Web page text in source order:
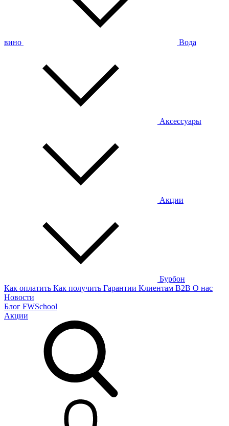
вино Вода
Аксессуары
Акции
Бурбон
Как оплатить Как получить Гарантии Клиентам B2B О нас
Новости
Блог FWSchool
Акции